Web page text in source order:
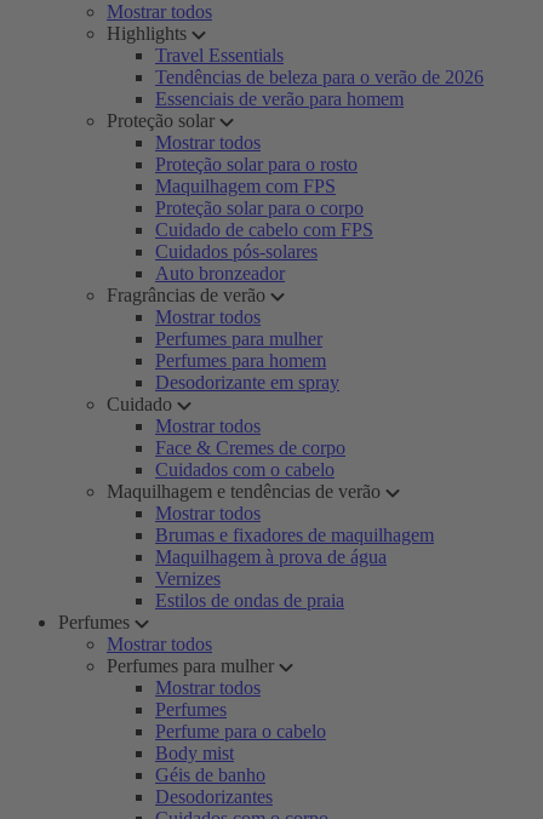
Mostrar todos
Highlights
Travel Essentials
Tendências de beleza para o verão de 2026
Essenciais de verão para homem
Proteção solar
Mostrar todos
Proteção solar para o rosto
Maquilhagem com FPS
Proteção solar para o corpo
Cuidado de cabelo com FPS
Cuidados pós-solares
Auto bronzeador
Fragrâncias de verão
Mostrar todos
Perfumes para mulher
Perfumes para homem
Desodorizante em spray
Cuidado
Mostrar todos
Face & Cremes de corpo
Cuidados com o cabelo
Maquilhagem e tendências de verão
Mostrar todos
Brumas e fixadores de maquilhagem
Maquilhagem à prova de água
Vernizes
Estilos de ondas de praia
Perfumes
Mostrar todos
Perfumes para mulher
Mostrar todos
Perfumes
Perfume para o cabelo
Body mist
Géis de banho
Desodorizantes